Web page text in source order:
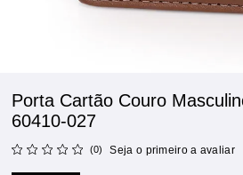
Porta Cartão Couro
60410-027
(0) Seja o primeiro a avaliar